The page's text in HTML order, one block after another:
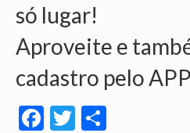
só lugar!
Aproveite e
cadastro pelo
Facebook
Twitter